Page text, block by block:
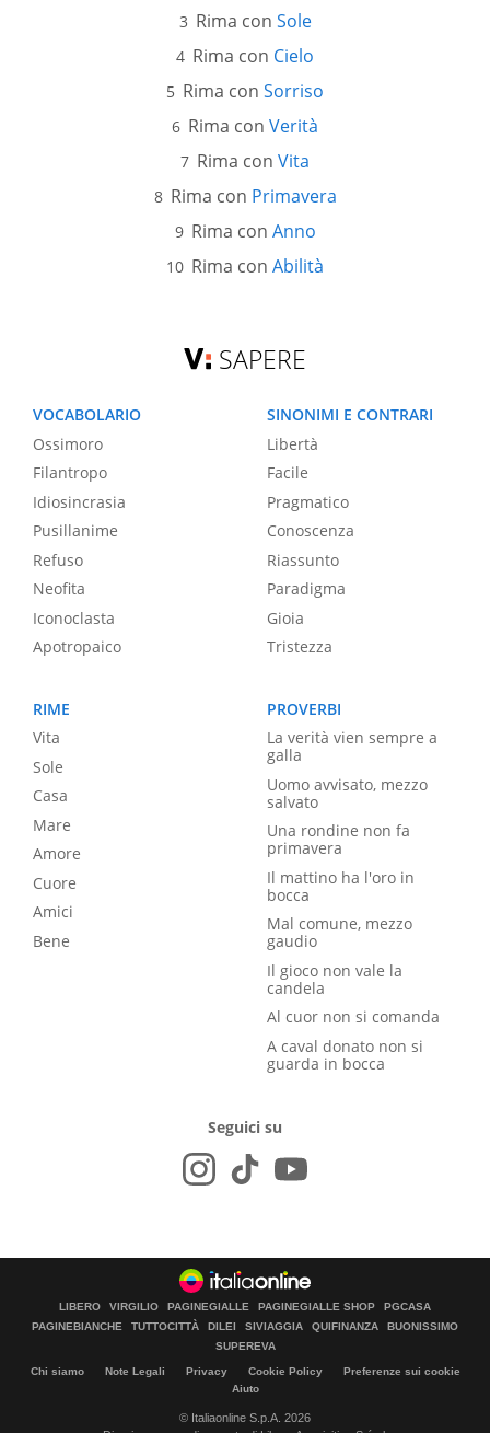
Rima con Sole
Rima con Cielo
Rima con Sorriso
Rima con Verità
Rima con Vita
Rima con Primavera
Rima con Anno
Rima con Abilità
SAPERE
VOCABOLARIO
Ossimoro
Filantropo
Idiosincrasia
Pusillanime
Refuso
Neofita
Iconoclasta
Apotropaico
SINONIMI E CONTRARI
Libertà
Facile
Pragmatico
Conoscenza
Riassunto
Paradigma
Gioia
Tristezza
RIME
Vita
Sole
Casa
Mare
Amore
Cuore
Amici
Bene
PROVERBI
La verità vien sempre a
galla
Uomo avvisato, mezzo
salvato
Una rondine non fa
primavera
Il mattino ha l'oro in
bocca
Mal comune, mezzo
gaudio
Il gioco non vale la
candela
Al cuor non si comanda
A caval donato non si
guarda in bocca
Seguici su
LIBERO VIRGILIO PAGINEGIALLE PAGINEGIALLE SHOP
PGCASA
PAGINEBIANCHE
TUTTOCITTÀ DILEI SIVIAGGIA QUIFINANZA
BUONISSIMO
SUPEREVA
Chi siamo Note Legali Privacy Cookie Policy
Preferenze sui cookie
Aiuto
© Italiaonline S.p.A. 2026